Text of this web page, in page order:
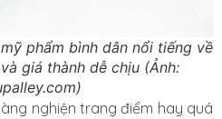
phẩm bình dân nổi tiếng về
giá thành dễ chịu (Ảnh:
nghiện trang điểm hay quá